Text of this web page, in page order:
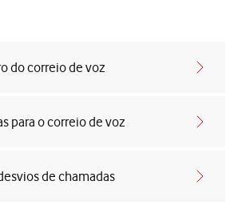
do correio de voz
para o correio de voz
de chamadas